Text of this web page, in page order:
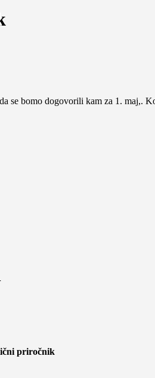
se bomo dogovorili kam za 1. maj,.
priročnik